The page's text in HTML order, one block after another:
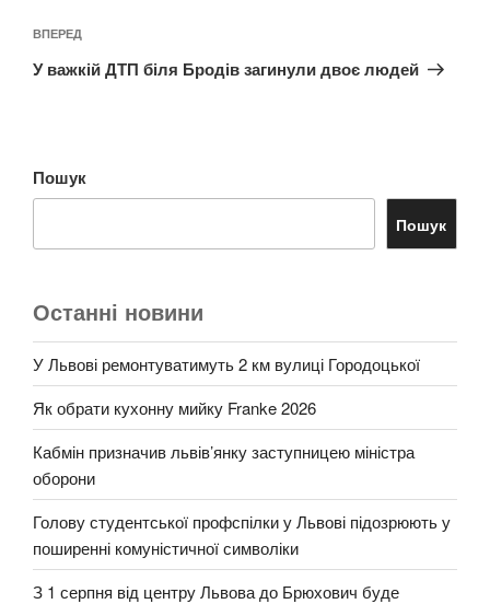
Наступний
запис
ВПЕРЕД
У важкій ДТП біля Бродів загинули двоє людей
Пошук
Пошук
Останні новини
У Львові ремонтуватимуть 2 км вулиці Городоцької
Як обрати кухонну мийку Franke 2026
Кабмін призначив львів’янку заступницею міністра
оборони
Голову студентської профспілки у Львові підозрюють у
поширенні комуністичної символіки
З 1 серпня від центру Львова до Брюхович буде